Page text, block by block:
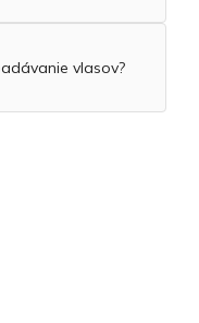
vlasov?